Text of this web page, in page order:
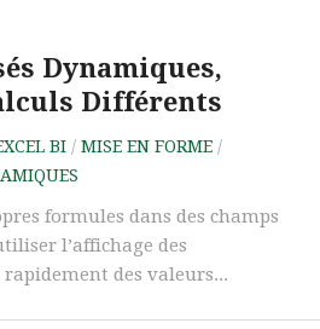
Dynamiques,
Différents
BI / MISE EN FORME /
formules dans des champs
l’affichage des
des valeurs...